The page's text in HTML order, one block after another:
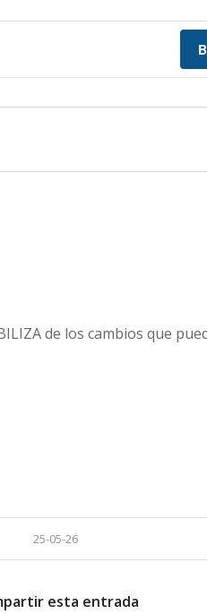
de los cambios que
25-05-26
esta entrada